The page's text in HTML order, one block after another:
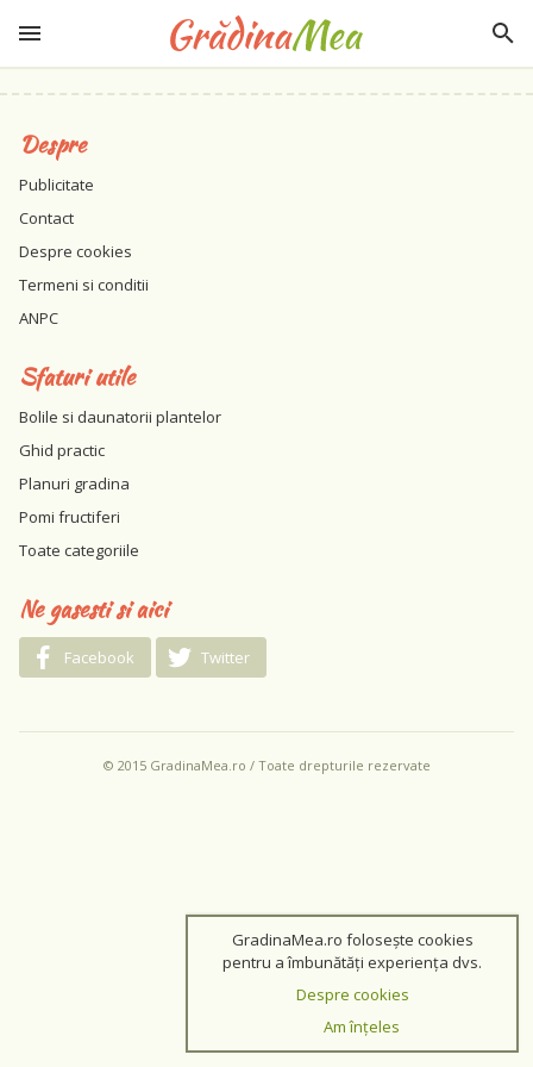
Despre
Publicitate
Contact
Despre cookies
Termeni si conditii
ANPC
Sfaturi utile
Bolile si daunatorii plantelor
Ghid practic
Planuri gradina
Pomi fructiferi
Toate categoriile
Ne gasesti si aici
Facebook Twitter
© 2015 GradinaMea.ro / Toate drepturile rezervate
GradinaMea.ro folosește cookies
pentru a îmbunătăți experiența dvs.
Despre cookies
Am înțeles